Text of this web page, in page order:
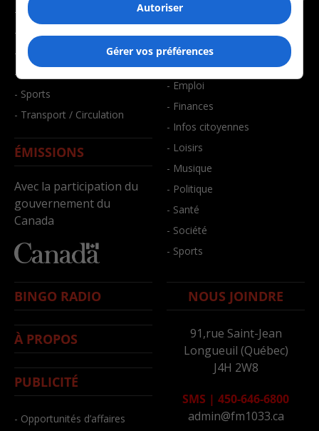
- Éducation
- Environnement
- Faits divers
- Santé et bien-être
- Sports
- Transport / Circulation
ÉMISSIONS
Avec la participation du
gouvernement du
Canada
- Affaires
- Art de vivre
- Bien-être
- Emploi
- Finances
- Infos citoyennes
- Loisirs
- Musique
- Politique
- Santé
- Société
- Sports
BINGO RADIO
À PROPOS
PUBLICITÉ
- Opportunités d’affaires
NOUS JOINDRE
91,rue Saint-Jean
Longueuil (Québec)
J4H 2W8
SMS | 450-646-6800
admin@fm1033.ca
Autoriser
Gérer vos préférences